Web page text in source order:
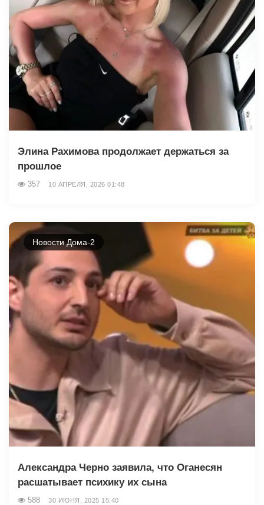
Элина Рахимова продолжает держаться за
прошлое
357 10 АПРЕЛЯ, 2026 01:48
Новости Дома-2
Александра Черно заявила, что Оганесян
расшатывает психику их сына
588 30 ИЮНЯ, 2025 15:40